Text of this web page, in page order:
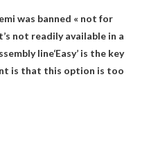
was banned « not for
not readily available in a
line‘Easy’ is the key
is that this option is too